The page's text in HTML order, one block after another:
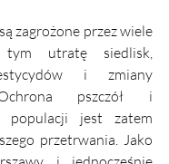
zagrożone przez wiele
utratę siedlisk,
i zmiany
pszczół i
populacji jest zatem
przetrwania. Jako